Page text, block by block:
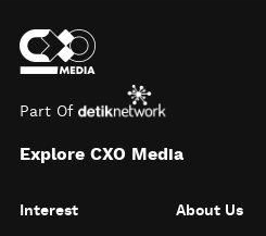
Part Of
Explore CXO Media
Interest About Us